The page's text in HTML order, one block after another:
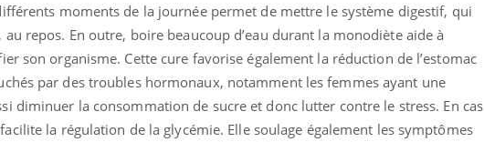
moments de la journée permet de mettre le système digestif, qui
au repos. En outre, boire beaucoup d’eau durant la monodiète aide à
son organisme. Cette cure favorise également la réduction de l’estomac
par des troubles hormonaux, notamment les femmes ayant une
diminuer la consommation de sucre et donc lutter contre le stress. En cas
la régulation de la glycémie. Elle soulage également les symptômes
d'un « jumeau numérique »
...